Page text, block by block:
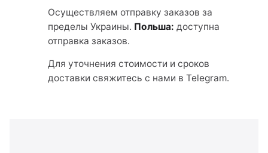
Осуществляем отправку заказов за
пределы Украины. Польша: доступна
отправка заказов.
Для уточнения стоимости и сроков
доставки свяжитесь с нами в Telegram.